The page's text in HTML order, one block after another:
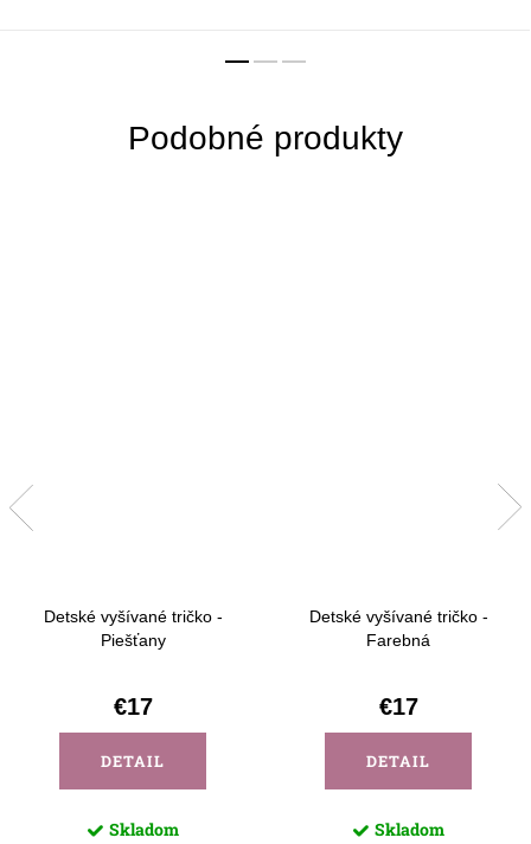
Detské vyšívané tričko -
Piešťany
€17
DETAIL
Skladom
Detské vyšívané tričko -
Farebná
€17
DETAIL
Skladom